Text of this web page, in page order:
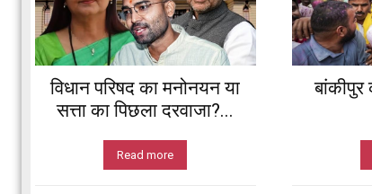
विधान परिषद का मनोनयन या
सत्ता का पिछला दरवाजा?...
Read more